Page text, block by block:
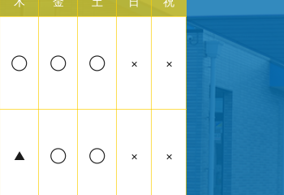
◯ ◯ ◯ × ×
▲ ◯ ◯ × ×